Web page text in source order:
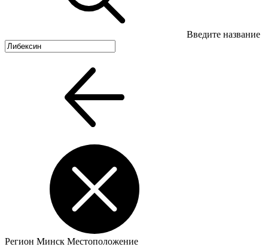
Введите название
Регион Минск Местоположение